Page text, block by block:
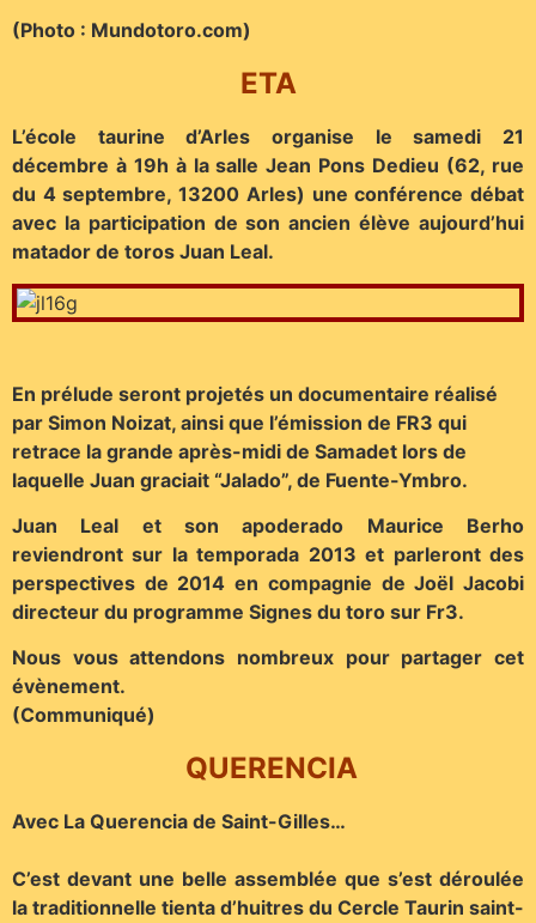
(Photo : Mundotoro.com)
ETA
L’école taurine d’Arles organise le samedi 21
décembre à 19h à la salle Jean Pons Dedieu (62, rue
du 4 septembre, 13200 Arles) une conférence débat
avec la participation de son ancien élève aujourd’hui
matador de toros Juan Leal.
En prélude seront projetés un documentaire réalisé
par Simon Noizat, ainsi que l’émission de FR3 qui
retrace la grande après-midi de Samadet lors de
laquelle Juan graciait “Jalado”, de Fuente-Ymbro.
Juan Leal et son apoderado Maurice Berho
reviendront sur la temporada 2013 et parleront des
perspectives de 2014 en compagnie de Joël Jacobi
directeur du programme Signes du toro sur Fr3.
Nous vous attendons nombreux pour partager cet
évènement.
(Communiqué)
QUERENCIA
Avec La Querencia de Saint-Gilles…
C’est devant une belle assemblée que s’est déroulée
la traditionnelle tienta d’huitres du Cercle Taurin saint-